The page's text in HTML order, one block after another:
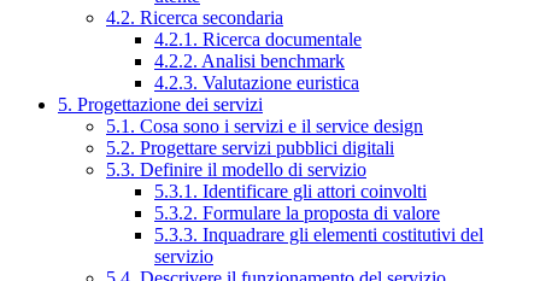
4.2. Ricerca secondaria
4.2.1. Ricerca documentale
4.2.2. Analisi benchmark
4.2.3. Valutazione euristica
5. Progettazione dei servizi
5.1. Cosa sono i servizi e il service design
5.2. Progettare servizi pubblici digitali
5.3. Definire il modello di servizio
5.3.1. Identificare gli attori coinvolti
5.3.2. Formulare la proposta di valore
5.3.3. Inquadrare gli elementi costitutivi del
servizio